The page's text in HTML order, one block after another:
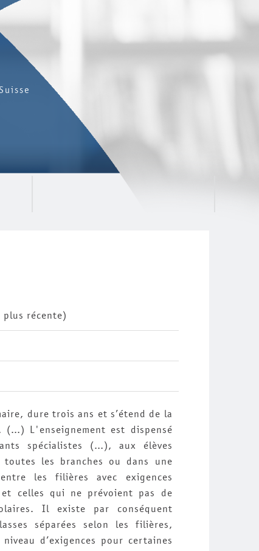
plus récente)
dure trois ans et s’étend de la
L'enseignement est dispensé
spécialistes (…), aux élèves
toutes les branches ou dans une
les filières avec exigences
et celles qui ne prévoient pas de
Il existe par conséquent
séparées selon les filières,
d’exigences pour certaines